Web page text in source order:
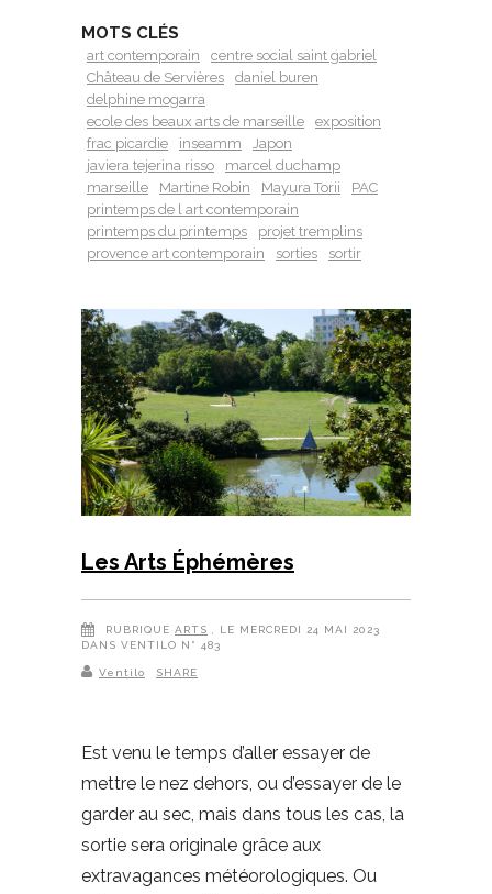
MOTS CLÉS
art contemporain
centre social saint gabriel
Château de Servières
daniel buren
delphine mogarra
ecole des beaux arts de marseille
exposition
frac picardie
inseamm
Japon
javiera tejerina risso
marcel duchamp
marseille
Martine Robin Mayura Torii
PAC
printemps de l art contemporain
printemps du printemps
projet tremplins
provence art contemporain
sorties sortir
Les Arts Éphémères
RUBRIQUE ARTS , LE MERCREDI 24 MAI 2023
DANS VENTILO N° 483
Ventilo SHARE
Est venu le temps d’aller essayer de
mettre le nez dehors, ou d’essayer de le
garder au sec, mais dans tous les cas, la
sortie sera originale grâce aux
extravagances météorologiques. Ou